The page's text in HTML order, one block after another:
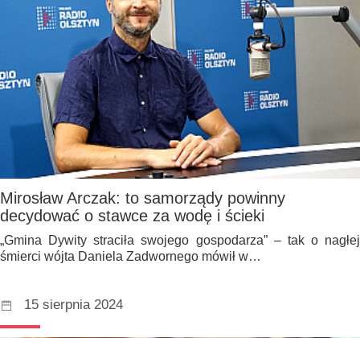
Mirosław Arczak: to samorządy powinny
decydować o stawce za wodę i ścieki
„Gmina Dywity straciła swojego gospodarza” – tak o nagłej
śmierci wójta Daniela Zadwornego mówił w…
15 sierpnia 2024